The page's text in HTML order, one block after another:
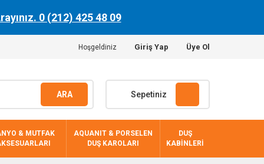
0 (212) 425 48 09
Hoşgeldiniz Giriş Yap Üye Ol
ARA Sepetiniz
& MUTFAK
AQUANIT & PORSELEN
DUŞ KAROLARI
DUŞ
KABİNLERİ